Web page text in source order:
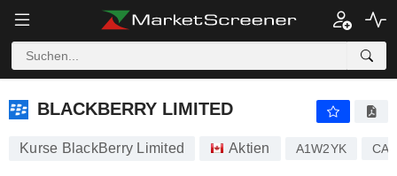
BLACKBERRY LIMITED 12,53
BLACKBERRY LIMITED
Kurse BlackBerry Limited Aktien A1W2YK